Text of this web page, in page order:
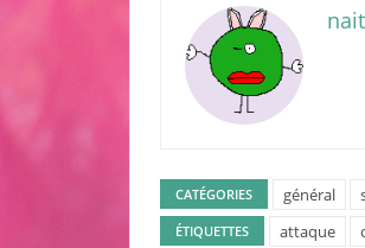
CATÉGORIES général
ÉTIQUETTES attaque